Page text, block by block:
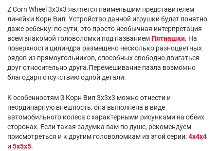
Z Corn Wheel 3x3x3 является наименьшим представителем
линейки Корн Вил. Устройство данной игрушки будет понятно
даже ребенку: по сути, это просто необычная интерпретация
всем знакомой головоломки под названием Пятнашки. На
поверхности цилиндра размещено несколько разноцветных
рядов из прямоугольников, способных свободно двигаться
друг относительно друга.Перемешивание пазла возможно
благодаря отсутствию одной детали.
К особенностям З Корн Вил 3х3х3 можно отнести и
неординарную внешность: она выполнена в виде
автомобильного колеса с характерными рисунками на обеих
сторонах. Если такая задумка вам по душе, рекомендуем
присмотреться и к другим головоломкам из этой серии:4x4x4
и 5x5x5.